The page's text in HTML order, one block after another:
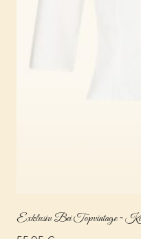
Exklusiv Bei Topvintage ~